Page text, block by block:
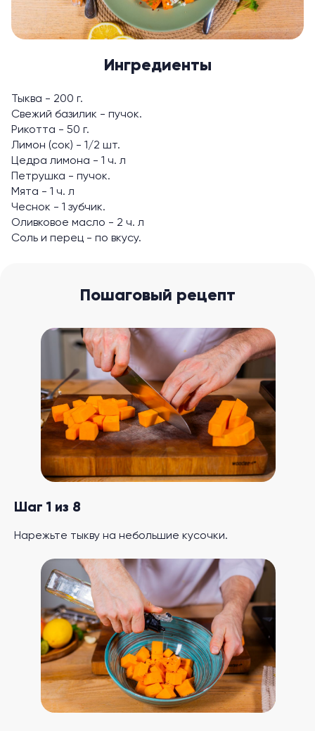
Ингредиенты
Тыква - 200 г.
Свежий базилик - пучок.
Рикотта - 50 г.
Лимон (сок) - 1/2 шт.
Цедра лимона - 1 ч. л
Петрушка - пучок.
Мята - 1 ч. л
Чеснок - 1 зубчик.
Оливковое масло - 2 ч. л
Соль и перец - по вкусу.
Пошаговый рецепт
Шаг 1 из 8
Нарежьте тыкву на небольшие кусочки.